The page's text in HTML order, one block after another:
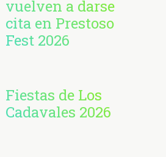
vuelven a darse
cita en Prestoso
Fest 2026
Fiestas de Los
Cadavales 2026